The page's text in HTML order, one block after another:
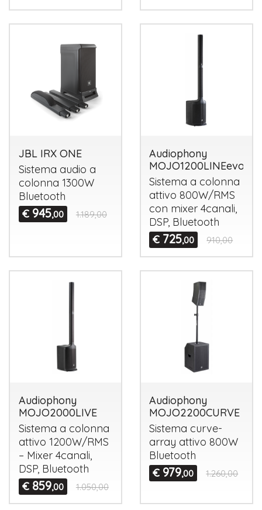
JBL IRX ONE
Sistema audio a
colonna 1300W
Bluetooth
€ 945,00 1.189,00
Audiophony
MOJO1200LINEevo
Sistema a colonna
attivo 800W/RMS
con mixer 4canali,
DSP, Bluetooth
€ 725,00 910,00
Audiophony
MOJO2000LIVE
Sistema a colonna
attivo 1200W/RMS
– Mixer 4canali,
DSP, Bluetooth
€ 859,00 1.050,00
Audiophony
MOJO2200CURVE
Sistema curve-
array attivo 800W
Bluetooth
€ 979,00 1.260,00